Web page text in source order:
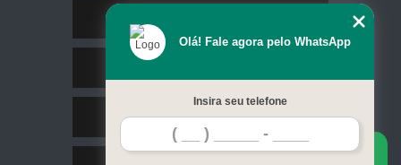
Contato
Olá! Fale agora pelo WhatsApp
Insira seu telefone